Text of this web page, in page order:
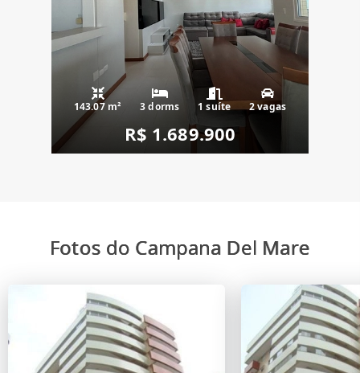
143.07 m² 3 dorms 1 suíte 2 vagas
R$ 1.689.900
Fotos do Campana Del Mare